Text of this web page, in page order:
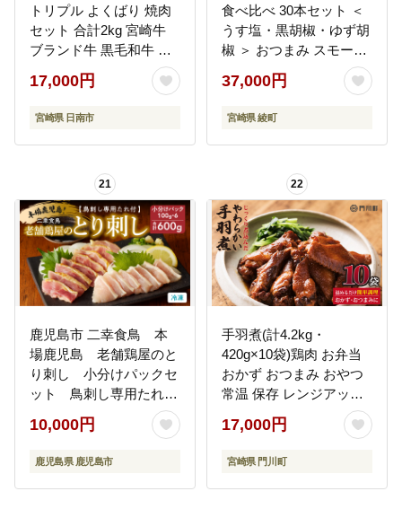
トリプル よくばり 焼肉
セット 合計2kg 宮崎牛
ブランド牛 黒毛和牛 国
産 食品 高級 贅沢 ご褒美
お祝 人気 おすすめ おか
ず お弁当 BBQ キャンプ
せ グルメ 詰め合わせ 大
無料_CB101-25
17,000円
宮崎県 日南市
食べ比べ 30本セット ＜
うす塩・黒胡椒・ゆず胡
椒 ＞ おつまみ スモーク
チキン 燻製 ささみ燻製
鶏肉 おつまみセット 酒
の肴 ビールのおとも 晩
ぱく 低脂肪 ヘルシー お
産】_A0114-140
37,000円
宮崎県 綾町
21
鹿児島市 二幸食鳥 本
場鹿児島 老舗鶏屋のと
り刺し 小分けパックセ
ット 鳥刺し専用たれ
付 K243-001
10,000円
鹿児島県 鹿児島市
22
手羽煮(計4.2kg・
420g×10袋)鶏肉 お弁当
おかず おつまみ おやつ
常温 保存 レンジアップ
小分け 湯煎 レトルト チ
キン 個包装 宮崎県 門川
町【AP-25】【株式会社
17,000円
宮崎県 門川町